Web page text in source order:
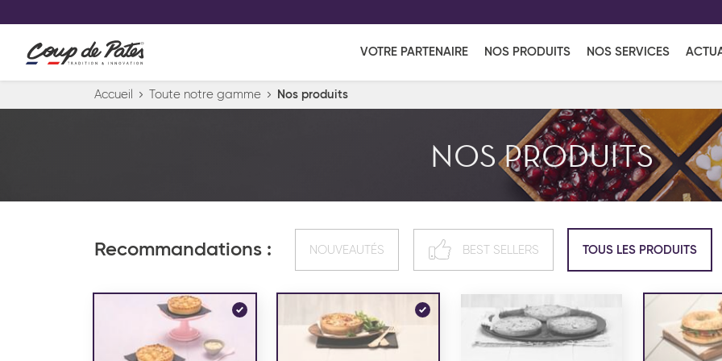
VOTRE PARTENAIRE NOS PRODUITS NOS SERVICES
Viennoiserie et pâtisserie américaine
Réception sucrée
Conservez votre sélection produit Coup de Coeur Une
Accueil Toute notre gamme Nos produits
NOS PRODUITS
Recommandations : NOUVEAUTÉS BEST SELLERS TOUS LES PRODUITS